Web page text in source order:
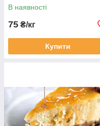
В наявності
75 ₴/кг
Купити